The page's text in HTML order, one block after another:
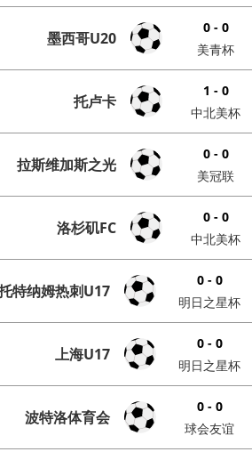
墨西哥U20
0 - 0
美青杯
托卢卡
1 - 0
中北美杯
拉斯维加斯之光
0 - 0
美冠联
洛杉矶FC
0 - 0
中北美杯
特纳姆热刺U17
0 - 0
明日之星杯
上海U17
0 - 0
明日之星杯
波特洛体育会
0 - 0
球会友谊